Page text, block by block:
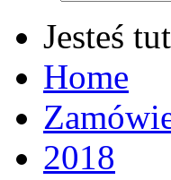
Jesteś
Home
2018